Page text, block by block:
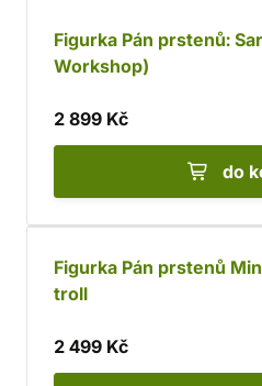
Figurka Pán prstenů:
Workshop)
2 899 Kč
do
Figurka Pán prstenů
troll
2 499 Kč